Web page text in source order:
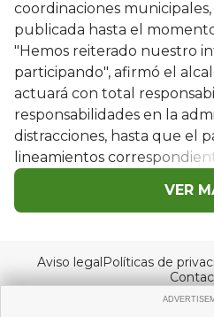
coordinaciones
publicada hasta el
"Hemos reiterado nuestro
participando", afirmó el
actuará con total
responsabilidades en la
distracciones, hasta que el
lineamientos
VER
Aviso legalPolíticas de